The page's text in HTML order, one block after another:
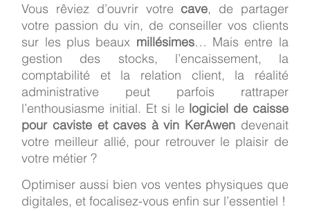
Vous rêviez d’ouvrir votre cave, de partager
votre passion du vin, de conseiller vos clients
sur les plus beaux millésimes… Mais entre la
gestion des stocks, l’encaissement, la
comptabilité et la relation client, la réalité
administrative peut parfois rattraper
l’enthousiasme initial. Et si le logiciel de caisse
pour caviste et caves à vin KerAwen devenait
votre meilleur allié, pour retrouver le plaisir de
votre métier ?
Optimiser aussi bien vos ventes physiques que
digitales, et focalisez-vous enfin sur l’essentiel !